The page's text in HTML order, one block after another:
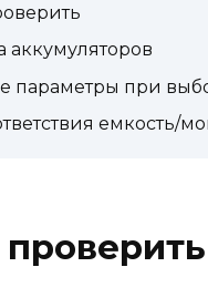
аккумуляторов
параметры при
емкость/
проверить